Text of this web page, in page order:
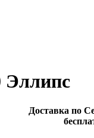
Эллипс
Доставка по